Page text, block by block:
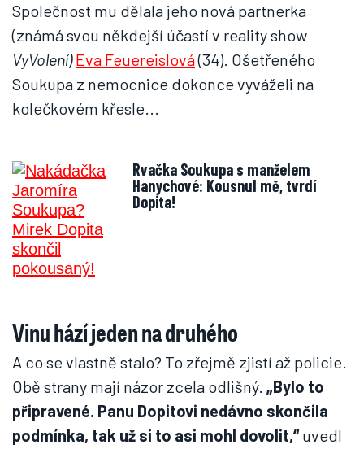
Společnost mu dělala jeho nová partnerka
(známá svou někdejší účastí v reality show
VyVolení)Eva Feuereislová(34). Ošetřeného
Soukupa z nemocnice dokonce vyváželi na
kolečkovém křesle...
Rvačka Soukupa s manželem
Hanychové: Kousnul mě, tvrdí
Dopita!
Vinu hází jeden na druhého
A co se vlastně stalo? To zřejmě zjistí až policie.
Obě strany mají názor zcela odlišný. „Bylo to
připravené. Panu Dopitovi nedávno skončila
podmínka, tak už si to asi mohl dovolit,“uvedl